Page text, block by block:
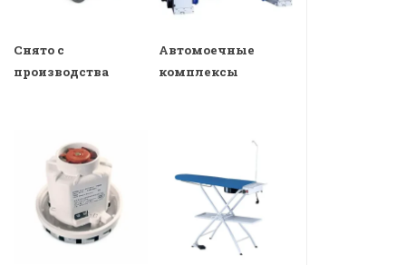
Снято с
производства
Автомоечные
комплексы